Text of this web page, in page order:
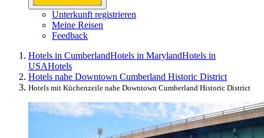
Unterkunft registrieren
Meine Reisen
Feedback
Hotels in CumberlandHotels in MarylandHotels in
USAHotels
Hotels nahe Downtown Cumberland Historic District
Hotels mit Küchenzeile nahe Downtown Cumberland Historic District